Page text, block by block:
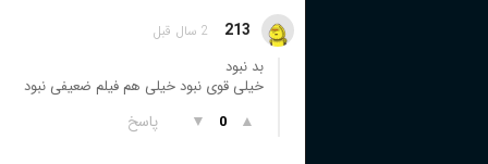
213 2 سال قبل
بد نبود
خیلی قوی نبود خیلی هم فیلم ضعیفی نبود
▲
0
▼ پاسخ